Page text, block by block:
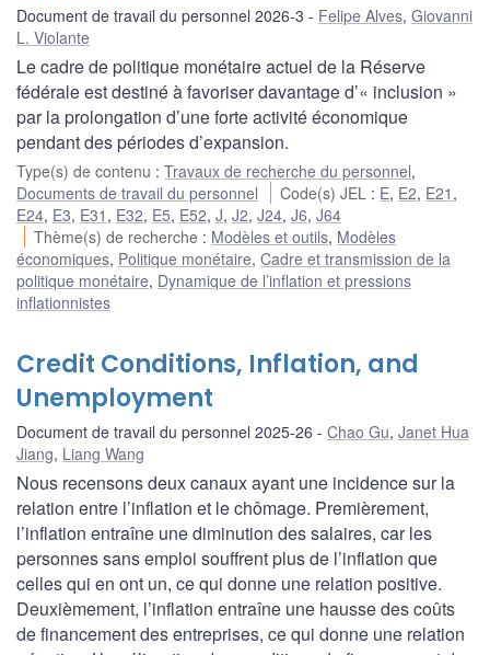
Document de travail du personnel 2026-3 Felipe Alves, Giovanni
L. Violante
Le cadre de politique monétaire actuel de la Réserve
fédérale est destiné à favoriser davantage d’« inclusion »
par la prolongation d’une forte activité économique
pendant des périodes d’expansion.
Type(s) de contenu : Travaux de recherche du personnel,
Documents de travail du personnel
Code(s) JEL : E, E2, E21 ,
E24, E3, E31 , E32, E5, E52, J, J2, J24, J6, J64
Thème(s) de recherche : Modèles et outils, Modèles
économiques, Politique monétaire, Cadre et transmission de la
politique monétaire, Dynamique de l’inflation et pressions
inflationnistes
Credit Conditions, Inflation, and
Unemployment
Document de travail du personnel 2025-26 Chao Gu, Janet Hua
Jiang, Liang Wang
Nous recensons deux canaux ayant une incidence sur la
relation entre l’inflation et le chômage. Premièrement,
l’inflation entraîne une diminution des salaires, car les
personnes sans emploi souffrent plus de l’inflation que
celles qui en ont un, ce qui donne une relation positive.
Deuxièmement, l’inflation entraîne une hausse des coûts
de financement des entreprises, ce qui donne une relation